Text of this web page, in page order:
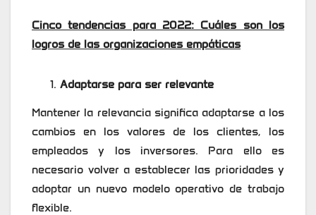
Cinco tendencias para 2022: Cuáles son los
logros de las organizaciones empáticas
Adaptarse para ser relevante
Mantener la relevancia significa adaptarse a los
cambios en los valores de los clientes, los
empleados y los inversores. Para ello es
necesario volver a establecer las prioridades y
adoptar un nuevo modelo operativo de trabajo
flexible.